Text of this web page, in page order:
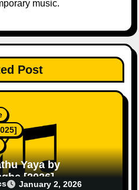
music.
Post
Yaya by
[2026]
January 2, 2026